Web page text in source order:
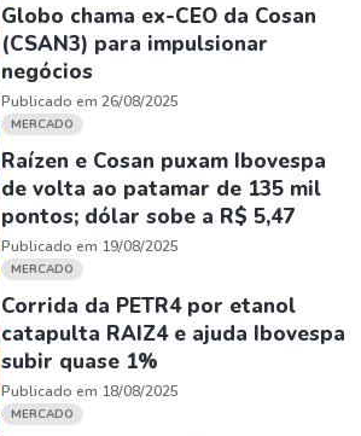
Globo chama ex-CEO da Cosan
(CSAN3) para impulsionar
negócios
Publicado em 26/08/2025
MERCADO
Raízen e Cosan puxam Ibovespa
de volta ao patamar de 135 mil
pontos; dólar sobe a R$ 5,47
Publicado em 19/08/2025
MERCADO
Corrida da PETR4 por etanol
catapulta RAIZ4 e ajuda Ibovespa
subir quase 1%
Publicado em 18/08/2025
MERCADO